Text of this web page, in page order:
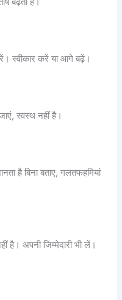
स्वीकार करें या आगे बढ़ें।
स्वस्थ नहीं है।
है बिना बताए, गलतफहमियां
है। अपनी जिम्मेदारी भी लें।